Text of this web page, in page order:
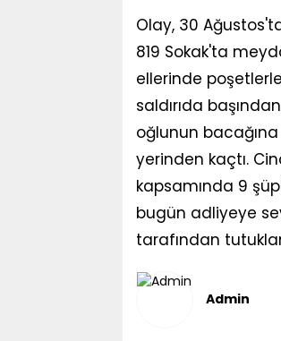
Olay, 30
819 Sokak'ta
ellerinde
saldırıda
oğlunun
yerinden kaçtı.
kapsamında 9
bugün adliyeye
tarafından
Admin